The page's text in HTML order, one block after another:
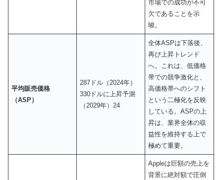
市場での成功が不可
欠であることを示
唆。
平均販売価格
（ASP）
287ドル（2024年）
330ドルに上昇予測
（2029年）24
全体ASPは下落後、
再び上昇トレンド
へ。これは、低価格
帯での競争激化と、
高価格帯へのシフト
という二極化を反映
している。ASPの上
昇は、業界全体の収
益性を維持する上で
極めて重要。
Appleは巨額の売上を
背景に絶対額で圧倒